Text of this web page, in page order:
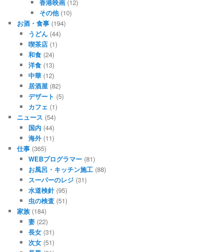
香港映画 (12)
その他(10)
お酒・食事 (194)
うどん(44)
喫茶店(1)
和食(24)
洋食(13)
中華(12)
居酒屋(82)
デザート (5)
カフェ (1)
ニュース (54)
国内(44)
海外(11)
仕事 (365)
WEBプログラマー(81)
お風呂・キッチン施工(88)
スーパーのレジ(31)
水道検針(95)
虫の検査(51)
家族 (184)
妻(22)
長女(31)
次女(51)